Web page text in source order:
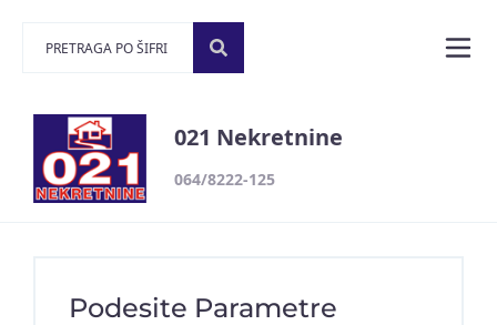
021 Nekretnine
064/8222-125
Podesite Parametre